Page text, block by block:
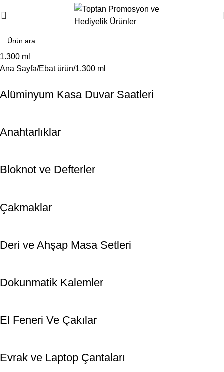
1.300 ml
Ana Sayfa Ebat ürün 1.300 ml
Alüminyum Kasa Duvar Saatleri
Anahtarlıklar
Bloknot ve Defterler
Çakmaklar
Deri ve Ahşap Masa Setleri
Dokunmatik Kalemler
El Feneri Ve Çakılar
Evrak ve Laptop Çantaları